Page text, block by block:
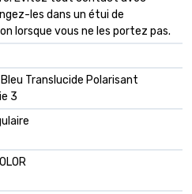
les dans un étui de
lorsque vous ne les portez pas.
Translucide Polarisant
3